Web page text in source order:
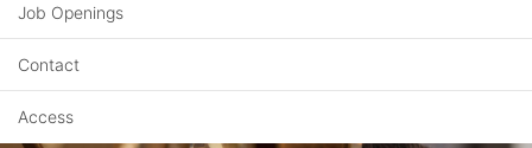
Job Openings
Contact
Access